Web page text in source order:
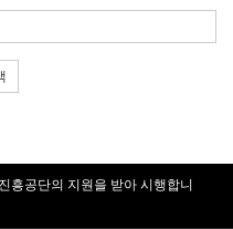
흥공단의 지원을 받아 시행합니